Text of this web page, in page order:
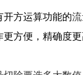
开方运算功能的
方便，精确度更